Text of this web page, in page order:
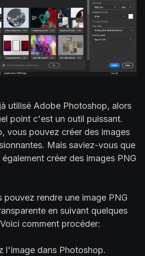
utilisé Adobe Photoshop, alors
point c'est un outil puissant.
vous pouvez créer des images
Mais saviez-vous que
créer des images PNG
rendre une image PNG
en suivant quelques
comment procéder:
l'image dans Photoshop.